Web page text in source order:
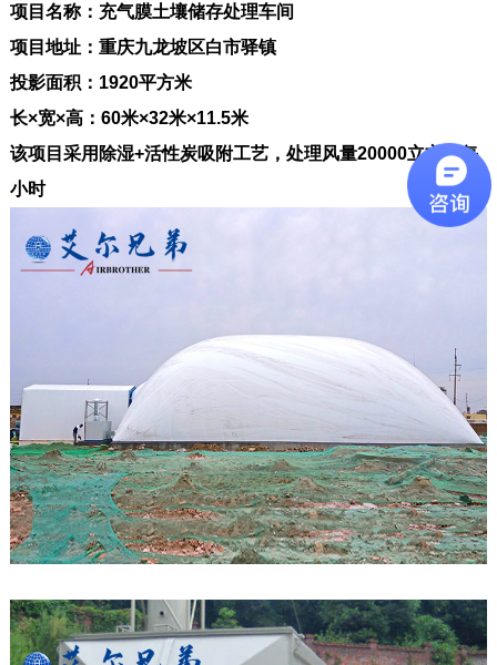
项目名称：充气膜土壤储存处理车间
项目地址：重庆九龙坡区白市驿镇
投影面积：1920平方米
长×宽×高：60米×32米×11.5米
该项目采用除湿+活性炭吸附工艺，处理风量20000立方米每
小时